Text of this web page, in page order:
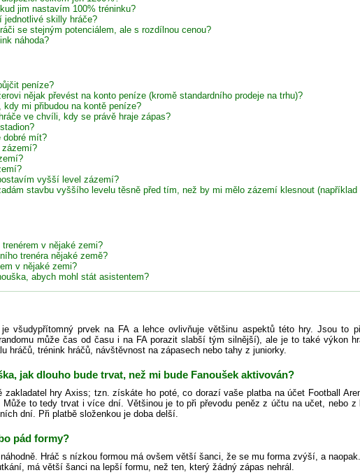
jim nastavím 100% tréninku?
jednotlivé skilly hráče?
se stejným potenciálem, ale s rozdílnou cenou?
náhoda?
peníze?
nějak převést na konto peníze (kromě standardního prodeje na trhu)?
kdy mi přibudou na kontě peníze?
ve chvíli, kdy se právě hraje zápas?
dobré mít?
vyšší level zázemí?
stavbu vyššího levelu těsně před tím, než by mi mělo zázemí klesnout
v nějaké zemi?
trenéra nějaké země?
v nějaké zemi?
abych mohl stát asistentem?
je všudypřítomný prvek na FA a lehce ovlivňuje většinu aspektů této hry. Jsou to
může čas od času i na FA porazit slabší tým silnější), ale je to také výkon
hráčů, trénink hráčů, návštěvnost na zápasech nebo tahy z juniorky.
jak dlouho bude trvat, než mi bude Fanoušek aktivován?
zakladatel hry Axiss; tzn. získáte ho poté, co dorazí vaše platba na účet Football
Může to tedy trvat i více dní. Většinou je to při převodu peněz z účtu na učet, nebo z
dní. Při platbě složenkou je doba delší.
pád formy?
Hráč s nízkou formou má ovšem větší šanci, že se mu forma zvýší, a
má větší šanci na lepší formu, než ten, který žádný zápas nehrál.